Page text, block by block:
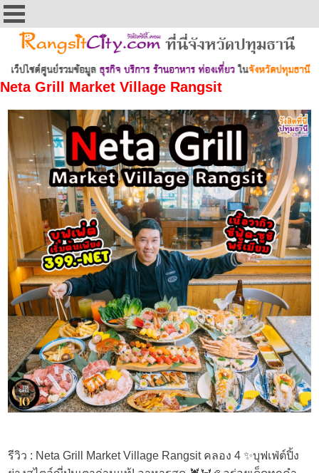
Neta Grill Market Village Rangsit
รีวิว : Neta Grill Market Village Rangsit คลอง 4 ✨บุฟเฟ่ต์ปิ้ง